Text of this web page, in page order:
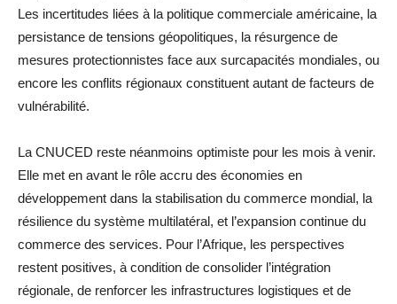
Les incertitudes liées à la politique commerciale américaine, la
persistance de tensions géopolitiques, la résurgence de
mesures protectionnistes face aux surcapacités mondiales, ou
encore les conflits régionaux constituent autant de facteurs de
vulnérabilité.
La CNUCED reste néanmoins optimiste pour les mois à venir.
Elle met en avant le rôle accru des économies en
développement dans la stabilisation du commerce mondial, la
résilience du système multilatéral, et l’expansion continue du
commerce des services. Pour l’Afrique, les perspectives
restent positives, à condition de consolider l’intégration
régionale, de renforcer les infrastructures logistiques et de